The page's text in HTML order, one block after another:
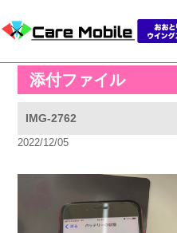
添付ファイル
IMG-2762
2022/12/05